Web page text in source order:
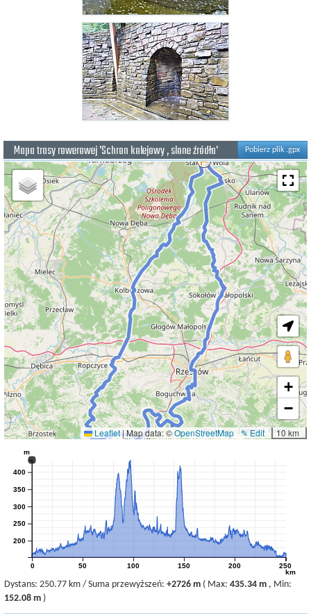
Pobierz plik .gpx
Mapa trasy rowerowej 'Schron kolejowy , slone źródła'
+
−
10 km
✎ Edit
Leaflet|Map data: ©OpenStreetMap
0 50 100 150 200 250
km
200
250
300
350
400
m
Dystans: 250.77 km / Suma przewyższeń: +2726 m ( Max: 435.34 m , Min:
152.08 m )